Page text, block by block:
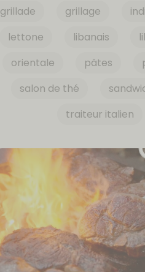
grillade
grillage
lettone
libanais
orientale
pâtes
salon de thé
traiteur italien